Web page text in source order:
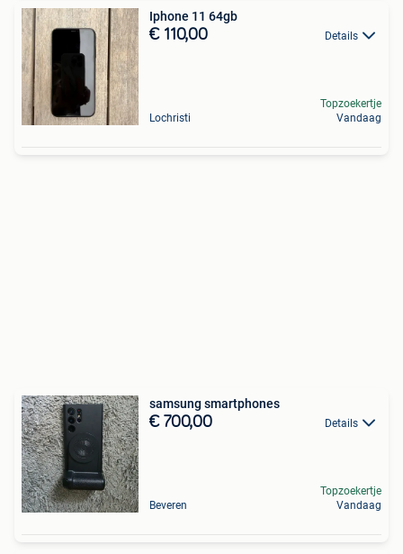
Iphone 11 64gb
€ 110,00 Details
Lochristi
Topzoekertje
Vandaag
samsung smartphones
€ 700,00 Details
Beveren
Topzoekertje
Vandaag